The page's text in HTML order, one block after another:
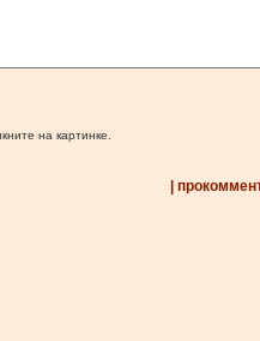
на картинке.
|